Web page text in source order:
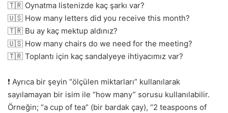
🇹🇷 Oynatma listenizde kaç şarkı var?
🇺🇸 How many letters did you receive this month?
🇹🇷 Bu ay kaç mektup aldınız?
🇺🇸 How many chairs do we need for the meeting?
🇹🇷 Toplantı için kaç sandalyeye ihtiyacımız var?
❗ Ayrıca bir şeyin “ölçülen miktarları” kullanılarak
sayılamayan bir isim ile “how many” sorusu kullanılabilir.
Örneğin; “a cup of tea” (bir bardak çay), “2 teaspoons of